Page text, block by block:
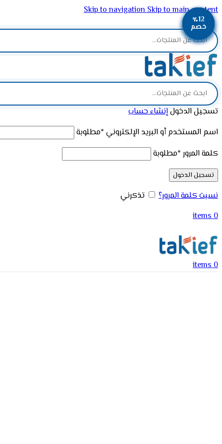
Skip to navigationSkip to main content
ADD ANYTHING HERE OR JUST REMOVE IT…
تسجيل الدخولإنشاء حساب
اسم المستخدم أو البريد الإلكتروني *مطلوبة
كلمة المرور *مطلوبة
تسجيل الدخول
نسيت كلمة المرور؟
تذكرني
0
items
0
items
٪12
خصم
٪11
خصم
٪13
خصم
٪13
خصم
٪12
خصم
٪12
خصم